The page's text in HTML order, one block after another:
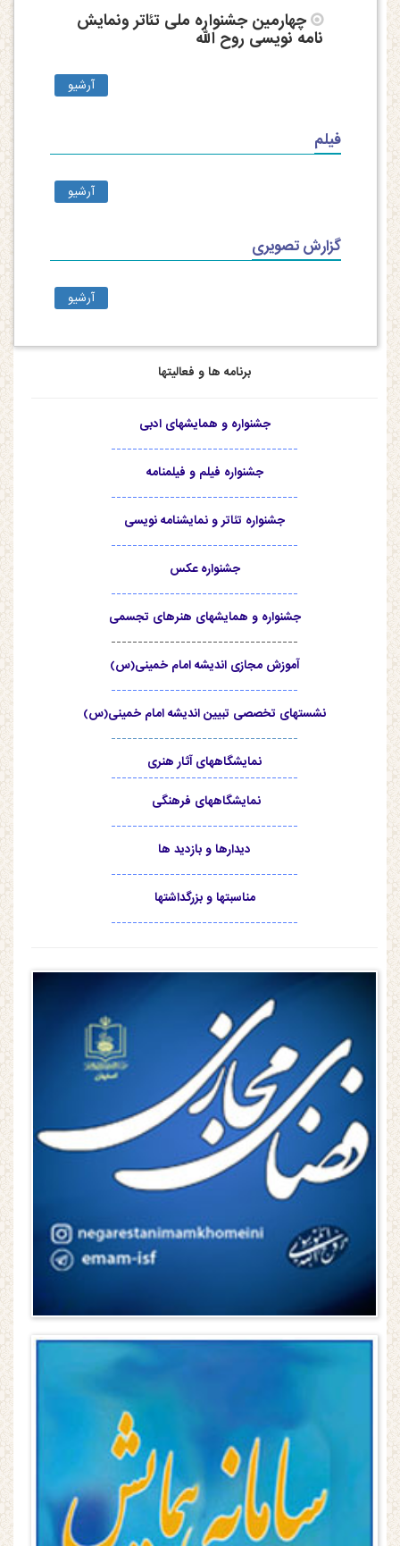
آرشیو
چهارمین جشنواره ملی تئاتر ونمایش
نامه نویسی روح الله
فیلم
آرشیو
گزارش تصویری
آرشیو
برنامه ها و فعالیتها
جشنواره و همایشهای ادبی
-----------------------------------
جشنواره فیلم و فیلمنامه
-----------------------------------
جشنواره تئاتر و نمایشنامه نویسی
-----------------------------------
جشنواره عکس
-----------------------------------
جشنواره و همایشهای هنرهای تجسمی
-----------------------------------
آموزش مجازی اندیشه امام خمینی(س)
-----------------------------------
نشستهای تخصصی تبیین اندیشه امام خمینی(س)
-----------------------------------
نمایشگاههای آثار هنری
-----------------------------------
نمایشگاههای فرهنگی
-----------------------------------
دیدارها و بازدید ها
-----------------------------------
مناسبتها و بزرگداشتها
-----------------------------------